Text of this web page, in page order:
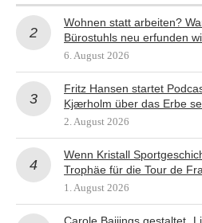
Wohnen statt arbeiten?
Bürostuhls neu erfunden
6. August 2026
Fritz Hansen startet
Kjærholm über das Erbe
2. August 2026
Wenn Kristall
Trophäe für die Tour de
1. August 2026